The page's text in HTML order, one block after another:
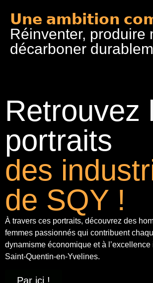
𝗨𝗻𝗲 𝗮𝗺𝗯𝗶𝘁𝗶𝗼𝗻
Réinventer, produire
décarboner
Retrouvez
portraits
des
de SQY !
À travers ces portraits, découvrez des
femmes passionnés qui contribuent
dynamisme économique et à
Saint-Quentin-en-Yvelines.
Par ici !